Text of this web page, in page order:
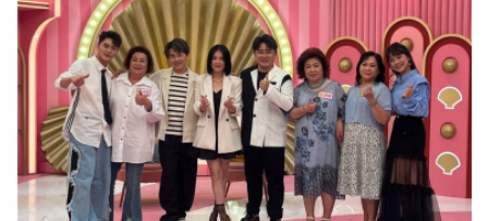
工長時間留在辦公室，更重視工作本身及資源運用效率。這
樣的企業文化，也與矽谷過去盛行的「福利競賽」形成鮮明
對比。報導指出，隨著企業更加重視成本控管，科技業近年
陸續縮減福利措施。亞馬遜（Amazon）與蘋果（Apple）
皆未提供免費餐點，而Google仍維持主廚現做餐食及備有
零食的茶水間；Meta則傳出正改善茶水間設施，希望提升
員工士氣。在這樣的趨勢下，輝達多年來採取的務實作法，
已不再顯得特立獨行。曾任職於輝達的員工指出，執行長黃